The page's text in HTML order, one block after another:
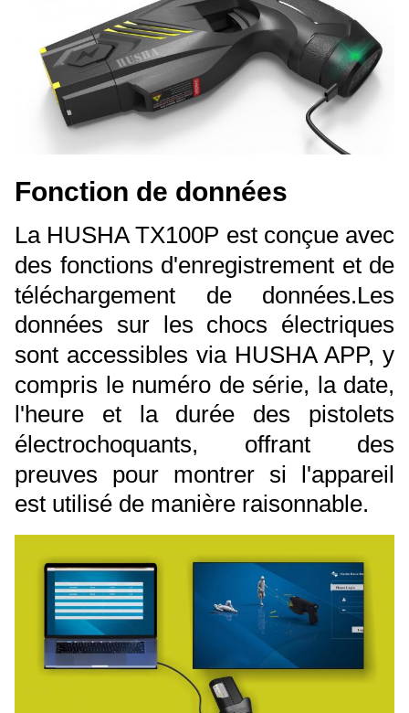
Fonction de données
La HUSHA TX100P est conçue avec
des fonctions d'enregistrement et de
téléchargement de données.Les
données sur les chocs électriques
sont accessibles via HUSHA APP, y
compris le numéro de série, la date,
l'heure et la durée des pistolets
électrochoquants, offrant des
preuves pour montrer si l'appareil
est utilisé de manière raisonnable.